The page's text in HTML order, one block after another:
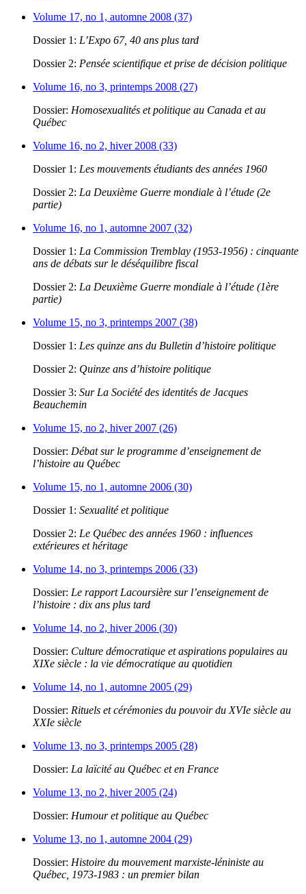
Volume 17, no 1, automne 2008 (37)
Dossier 1: L’Expo 67, 40 ans plus tard
Dossier 2: Pensée scientifique et prise de décision politique
Volume 16, no 3, printemps 2008 (27)
Dossier: Homosexualités et politique au Canada et au
Québec
Volume 16, no 2, hiver 2008 (33)
Dossier 1: Les mouvements étudiants des années 1960
Dossier 2: La Deuxième Guerre mondiale à l’étude (2e
partie)
Volume 16, no 1, automne 2007 (32)
Dossier 1: La Commission Tremblay (1953-1956) : cinquante
ans de débats sur le déséquilibre fiscal
Dossier 2: La Deuxième Guerre mondiale à l’étude (1ère
partie)
Volume 15, no 3, printemps 2007 (38)
Dossier 1: Les quinze ans du Bulletin d’histoire politique
Dossier 2: Quinze ans d’histoire politique
Dossier 3: Sur La Société des identités de Jacques
Beauchemin
Volume 15, no 2, hiver 2007 (26)
Dossier: Débat sur le programme d’enseignement de
l’histoire au Québec
Volume 15, no 1, automne 2006 (30)
Dossier 1: Sexualité et politique
Dossier 2: Le Québec des années 1960 : influences
extérieures et héritage
Volume 14, no 3, printemps 2006 (33)
Dossier: Le rapport Lacoursière sur l’enseignement de
l’histoire : dix ans plus tard
Volume 14, no 2, hiver 2006 (30)
Dossier: Culture démocratique et aspirations populaires au
XIXe siècle : la vie démocratique au quotidien
Volume 14, no 1, automne 2005 (29)
Dossier: Rituels et cérémonies du pouvoir du XVIe siècle au
XXIe siècle
Volume 13, no 3, printemps 2005 (28)
Dossier: La laïcité au Québec et en France
Volume 13, no 2, hiver 2005 (24)
Dossier: Humour et politique au Québec
Volume 13, no 1, automne 2004 (29)
Dossier: Histoire du mouvement marxiste-léniniste au
Québec, 1973-1983 : un premier bilan